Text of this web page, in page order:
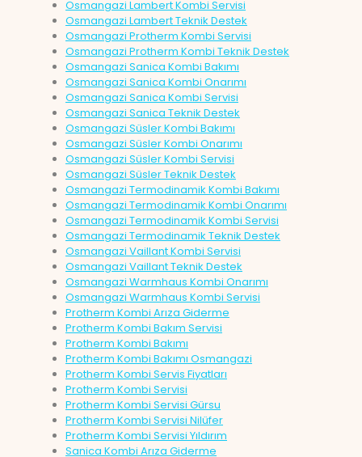
Osmangazi Lambert Kombi Servisi
Osmangazi Lambert Teknik Destek
Osmangazi Protherm Kombi Servisi
Osmangazi Protherm Kombi Teknik Destek
Osmangazi Sanica Kombi Bakımı
Osmangazi Sanica Kombi Onarımı
Osmangazi Sanica Kombi Servisi
Osmangazi Sanica Teknik Destek
Osmangazi Süsler Kombi Bakımı
Osmangazi Süsler Kombi Onarımı
Osmangazi Süsler Kombi Servisi
Osmangazi Süsler Teknik Destek
Osmangazi Termodinamik Kombi Bakımı
Osmangazi Termodinamik Kombi Onarımı
Osmangazi Termodinamik Kombi Servisi
Osmangazi Termodinamik Teknik Destek
Osmangazi Vaillant Kombi Servisi
Osmangazi Vaillant Teknik Destek
Osmangazi Warmhaus Kombi Onarımı
Osmangazi Warmhaus Kombi Servisi
Protherm Kombi Arıza Giderme
Protherm Kombi Bakım Servisi
Protherm Kombi Bakımı
Protherm Kombi Bakımı Osmangazi
Protherm Kombi Servis Fiyatları
Protherm Kombi Servisi
Protherm Kombi Servisi Gürsu
Protherm Kombi Servisi Nilüfer
Protherm Kombi Servisi Yıldırım
Sanica Kombi Arıza Giderme